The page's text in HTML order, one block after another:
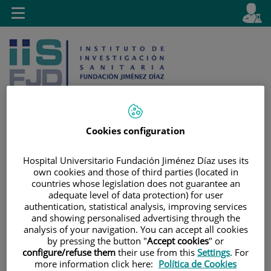
Saltar al contenido
contenido
activo
es
Toggle
navigation
Cookies configuration
Hospital Universitario Fundación Jiménez Díaz uses its
own cookies and those of third parties (located in
countries whose legislation does not guarantee an
adequate level of data protection) for user
authentication, statistical analysis, improving services
and showing personalised advertising through the
analysis of your navigation. You can accept all cookies
by pressing the button "Accept cookies" or
configure/refuse them their use from this Settings. For
more information click here: Política de Cookies